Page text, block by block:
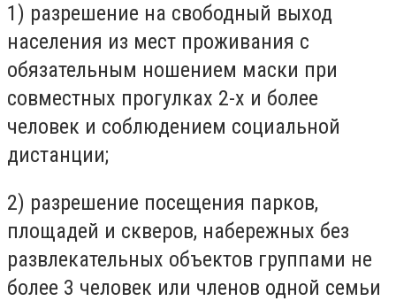
1) разрешение на свободный выход
населения из мест проживания с
обязательным ношением маски при
совместных прогулках 2-х и более
человек и соблюдением социальной
дистанции;
2) разрешение посещения парков,
площадей и скверов, набережных без
развлекательных объектов группами не
более 3 человек или членов одной семьи